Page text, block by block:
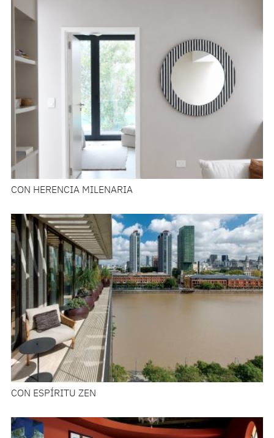
CON HERENCIA MILENARIA
CON ESPÍRITU ZEN